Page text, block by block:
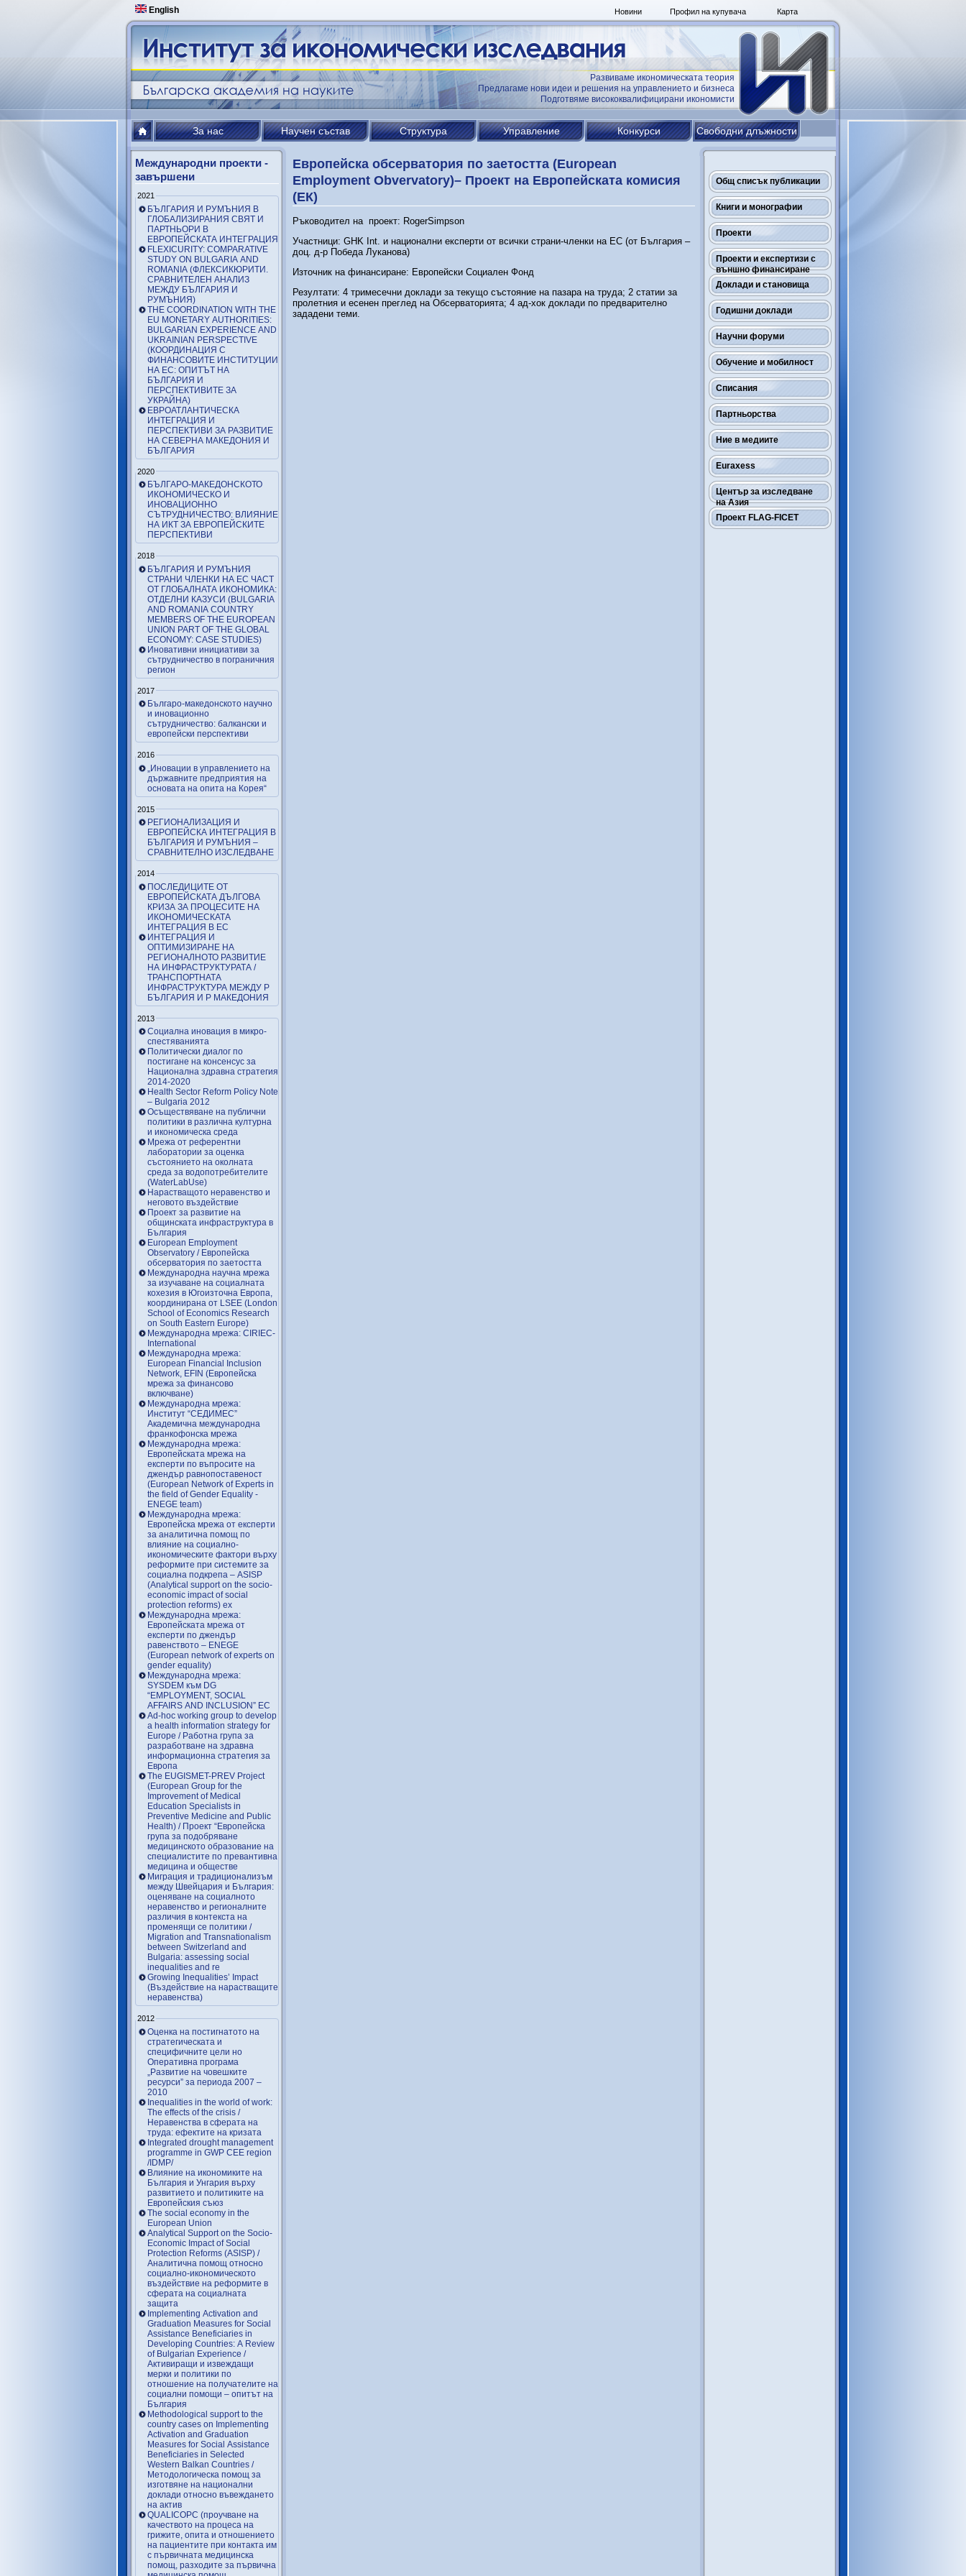
English Карта
Профил на купувача
Новини
Развиваме икономическата теория
Предлагаме нови идеи и решения на управлението и бизнеса
Подготвяме висококвалифицирани икономисти
За нас Научен състав Структура Управление Конкурси Свободни длъжности
Общ списък публикации
Книги и монографии
Проекти
Проекти и експертизи с
външно финансиране
Доклади и становища
Годишни доклади
Научни форуми
Обучение и мобилност
Списания
Партньорства
Ние в медиите
Euraxess
Център за изследване
на Азия
Проект FLAG-FICET
Международни проекти -
завършени
2021
БЪЛГАРИЯ И РУМЪНИЯ В
ГЛОБАЛИЗИРАНИЯ СВЯТ И
ПАРТНЬОРИ В
ЕВРОПЕЙСКАТА ИНТЕГРАЦИЯ
FLEXICURITY: COMPARATIVE
STUDY ON BULGARIA AND
ROMANIA (ФЛЕКСИКЮРИТИ.
СРАВНИТЕЛЕН АНАЛИЗ
МЕЖДУ БЪЛГАРИЯ И
РУМЪНИЯ)
THE COORDINATION WITH THE
EU MONETARY AUTHORITIES:
BULGARIAN EXPERIENCE AND
UKRAINIAN PERSPECTIVE
(КООРДИНАЦИЯ С
ФИНАНСОВИТЕ ИНСТИТУЦИИ
НА ЕС: ОПИТЪТ НА
БЪЛГАРИЯ И
ПЕРСПЕКТИВИТЕ ЗА
УКРАЙНА)
ЕВРОАТЛАНТИЧЕСКА
ИНТЕГРАЦИЯ И
ПЕРСПЕКТИВИ ЗА РАЗВИТИЕ
НА СЕВЕРНА МАКЕДОНИЯ И
БЪЛГАРИЯ
2020
БЪЛГАРО-МАКЕДОНСКОТО
ИКОНОМИЧЕСКО И
ИНОВАЦИОННО
СЪТРУДНИЧЕСТВО: ВЛИЯНИЕ
НА ИКТ ЗА ЕВРОПЕЙСКИТЕ
ПЕРСПЕКТИВИ
2018
БЪЛГАРИЯ И РУМЪНИЯ
СТРАНИ ЧЛЕНКИ НА ЕС ЧАСТ
ОТ ГЛОБАЛНАТА ИКОНОМИКА:
ОТДЕЛНИ КАЗУСИ (BULGARIA
AND ROMANIA COUNTRY
MEMBERS OF THE EUROPEAN
UNION PART OF THE GLOBAL
ECONOMY: CASE STUDIES)
Иновативни инициативи за
сътрудничество в пограничния
регион
2017
Българо-македонското научно
и иновационно
сътрудничество: балкански и
европейски перспективи
2016
„Иновации в управлението на
държавните предприятия на
основата на опита на Корея“
2015
РЕГИОНАЛИЗАЦИЯ И
ЕВРОПЕЙСКА ИНТЕГРАЦИЯ В
БЪЛГАРИЯ И РУМЪНИЯ –
СРАВНИТЕЛНО ИЗСЛЕДВАНЕ
2014
ПОСЛЕДИЦИТЕ ОТ
ЕВРОПЕЙСКАТА ДЪЛГОВА
КРИЗА ЗА ПРОЦЕСИТЕ НА
ИКОНОМИЧЕСКАТА
ИНТЕГРАЦИЯ В ЕС
ИНТЕГРАЦИЯ И
ОПТИМИЗИРАНЕ НА
РЕГИОНАЛНОТО РАЗВИТИЕ
НА ИНФРАСТРУКТУРАТА /
ТРАНСПОРТНАТА
ИНФРАСТРУКТУРА МЕЖДУ Р
БЪЛГАРИЯ И Р МАКЕДОНИЯ
2013
Социална иновация в микро-
спестяванията
Политически диалог по
постигане на консенсус за
Национална здравна стратегия
2014-2020
Health Sector Reform Policy Note
– Bulgaria 2012
Осъществяване на публични
политики в различна културна
и икономическа среда
Мрежа от референтни
лаборатории за оценка
състоянието на околната
среда за водопотребителите
(WaterLabUse)
Нарастващото неравенство и
неговото въздействие
Проект за развитие на
общинската инфраструктура в
България
European Employment
Observatory / Европейска
обсерватория по заетостта
Международна научна мрежа
за изучаване на социалната
кохезия в Югоизточна Европа,
координирана от LSEE (London
School of Economics Research
on South Eastern Europe)
Международна мрежа: CIRIEC-
International
Международна мрежа:
European Financial Inclusion
Network, EFIN (Европейска
мрежа за финансово
включване)
Международна мрежа:
Институт “СЕДИМЕС”
Академична международна
франкофонска мрежа
Международна мрежа:
Европейската мрежа на
експерти по въпросите на
джендър равнопоставеност
(European Network of Experts in
the field of Gender Equality -
ENEGE team)
Международна мрежа:
Европейска мрежа от експерти
за аналитична помощ по
влияние на социално-
икономическите фактори върху
реформите при системите за
социална подкрепа – ASISP
(Analytical support on the socio-
economic impact of social
protection reforms) ex
Международна мрежа:
Европейската мрежа от
експерти по джендър
равенството – ENEGE
(European network of experts on
gender equality)
Международна мрежа:
SYSDEM към DG
“EMPLOYMENT, SOCIAL
AFFAIRS AND INCLUSION” EC
Ad-hoc working group to develop
a health information strategy for
Europe / Работна група за
разработване на здравна
информационна стратегия за
Европа
The EUGISMET-PREV Project
(European Group for the
Improvement of Medical
Education Specialists in
Preventive Medicine and Public
Health) / Проект “Европейска
група за подобряване
медицинското образование на
специалистите по превантивна
медицина и обществе
Миграция и традиционализъм
между Швейцария и България:
оценяване на социалното
неравенство и регионалните
различия в контекста на
променящи се политики /
Migration and Transnationalism
between Switzerland and
Bulgaria: assessing social
inequalities and re
Growing Inequalities’ Impact
(Въздействие на нарастващите
неравенства)
2012
Оценка на постигнатото на
стратегическата и
специфичните цели но
Оперативна програма
„Развитие на човешките
ресурси” за периода 2007 –
2010
Inequalities in the world of work:
The effects of the crisis /
Неравенства в сферата на
труда: ефектите на кризата
Integrated drought management
programme in GWP CEE region
/IDMP/
Влияние на икономиките на
България и Унгария върху
развитието и политиките на
Европейския съюз
The social economy in the
European Union
Analytical Support on the Socio-
Economic Impact of Social
Protection Reforms (ASISP) /
Аналитична помощ относно
социално-икономическото
въздействие на реформите в
сферата на социалната
защита
Implementing Activation and
Graduation Measures for Social
Assistance Beneficiaries in
Developing Countries: A Review
of Bulgarian Experience /
Активиращи и извеждащи
мерки и политики по
отношение на получателите на
социални помощи – опитът на
България
Methodological support to the
country cases on Implementing
Activation and Graduation
Measures for Social Assistance
Beneficiaries in Selected
Western Balkan Countries /
Методологическа помощ за
изготвяне на национални
доклади относно въвеждането
на актив
QUALICOPC (проучване на
качеството на процеса на
грижите, опита и отношението
на пациентите при контакта им
с първичната медицинска
помощ, разходите за първична
Европейска обсерватория по заетостта (European
Employment Obvervatory)– Проект на Европейската комисия
(ЕК)
Ръководител на проект: RogerSimpson
Участници: GHK Int. и национални експерти от всички страни-членки на ЕС (от България –
доц. д-р Победа Луканова)
Източник на финансиране: Европейски Социален Фонд
Резултати: 4 тримесечни доклади за текущо състояние на пазара на труда; 2 статии за
пролетния и есенен преглед на Обсерваторията; 4 ад-хок доклади по предварително
зададени теми.